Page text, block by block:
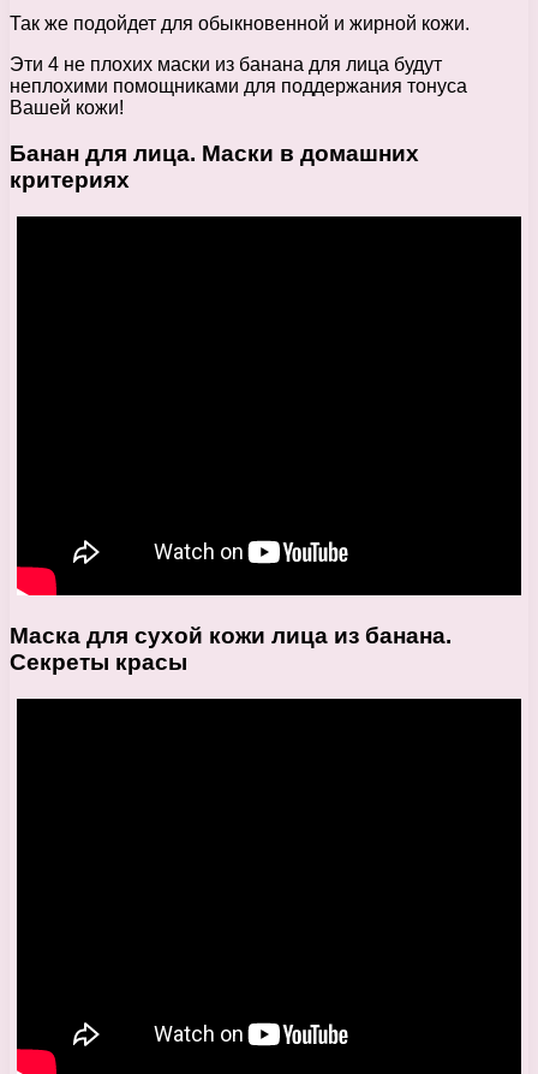
Так же подойдет для обыкновенной и жирной кожи.
Эти 4 не плохих маски из банана для лица будут
неплохими помощниками для поддержания тонуса
Вашей кожи!
Банан для лица. Маски в домашних
критериях
Маска для сухой кожи лица из банана.
Секреты красы